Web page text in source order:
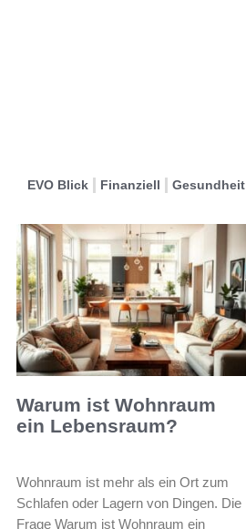
EVO Blick Finanziell Gesundheit
Warum ist Wohnraum
ein Lebensraum?
Wohnraum ist mehr als ein Ort zum
Schlafen oder Lagern von Dingen. Die
Frage Warum ist Wohnraum ein